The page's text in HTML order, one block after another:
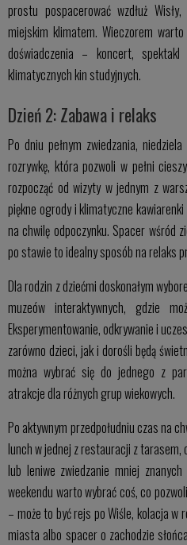
prostu pospacerować wzdłuż
miejskim klimatem. Wieczorem
doświadczenia – koncert,
klimatycznych kin studyjnych.
Dzień 2: Zabawa i relaks
Po dniu pełnym zwiedzania,
rozrywkę, która pozwoli w pełni
rozpocząć od wizyty w jednym z
piękne ogrody i klimatyczne
na chwilę odpoczynku. Spacer wśród
po stawie to idealny sposób na relaks
Dla rodzin z dziećmi doskonałym
muzeów interaktywnych, gdzie
Eksperymentowanie, odkrywanie i
zarówno dzieci, jak i dorośli będą
można wybrać się do jednego z
atrakcje dla różnych grup wiekowych.
Po aktywnym przedpołudniu czas na
lunch w jednej z restauracji z tarasem,
lub leniwe zwiedzanie mniej
weekendu warto wybrać coś, co
– może to być rejs po Wiśle, kolacja
miasta albo spacer o zachodzie